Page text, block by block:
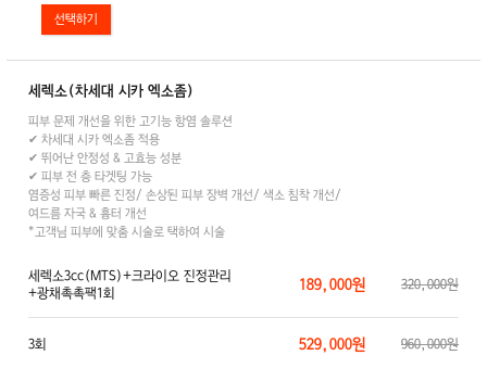
세렉소(차세대 시카 엑소좀)
피부 문제 개선을 위한 고기능 항염 솔루션
✔ 차세대 시카 엑소좀 적용
✔ 뛰어난 안정성 & 고효능 성분
✔ 피부 전 층 타겟팅 가능
염증성 피부 빠른 진정/ 손상된 피부 장벽 개선/ 색소 침착 개선/
여드름 자국 & 흉터 개선
*고객님 피부에 맞춤 시술로 택하여 시술
세렉소3cc(MTS)+크라이오 진정관리
+광채촉촉팩1회
189,000원 320,000원
3회 529,000원 960,000원